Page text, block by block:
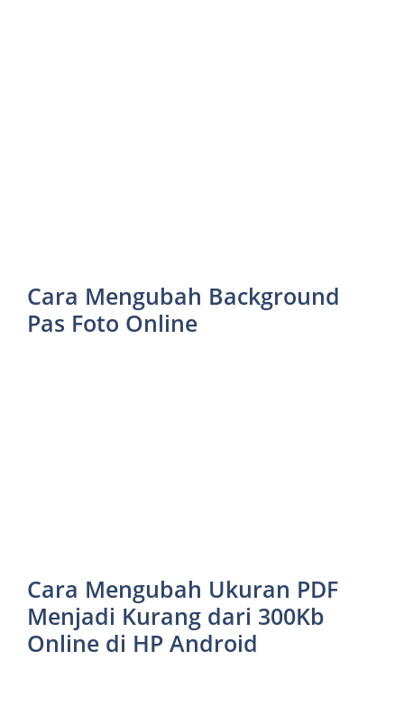
Cara Mengubah Background
Pas Foto Online
Cara Mengubah Ukuran PDF
Menjadi Kurang dari 300Kb
Online di HP Android